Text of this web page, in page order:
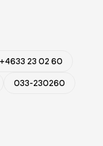
+4633 23 02 60
033-230260